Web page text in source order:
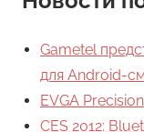
Gametel
для Android-
EVGA
CES 2012: